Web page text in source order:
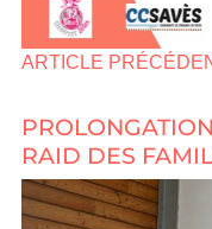
ARTICLE
RAID DES